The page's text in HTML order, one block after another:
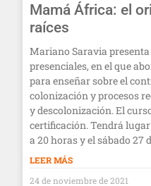
Mamá África: el
raíces
Mariano Saravia
presenciales, en el que
para enseñar sobre el
colonización y procesos
y descolonización. El
certificación. Tendrá lugar
a 20 horas y el sábado 27
LEER MÁS
24 de noviembre de 2021